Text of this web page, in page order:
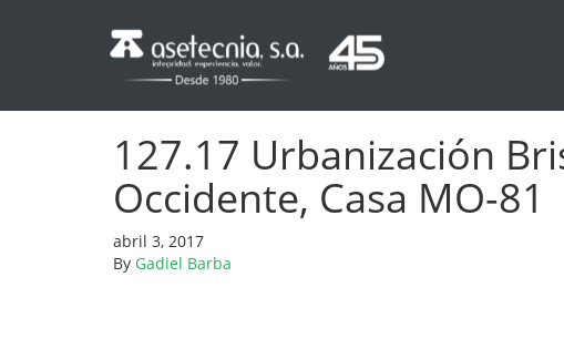
127.17 Urbanización
Occidente, Casa MO-81
abril 3, 2017
By Gadiel Barba